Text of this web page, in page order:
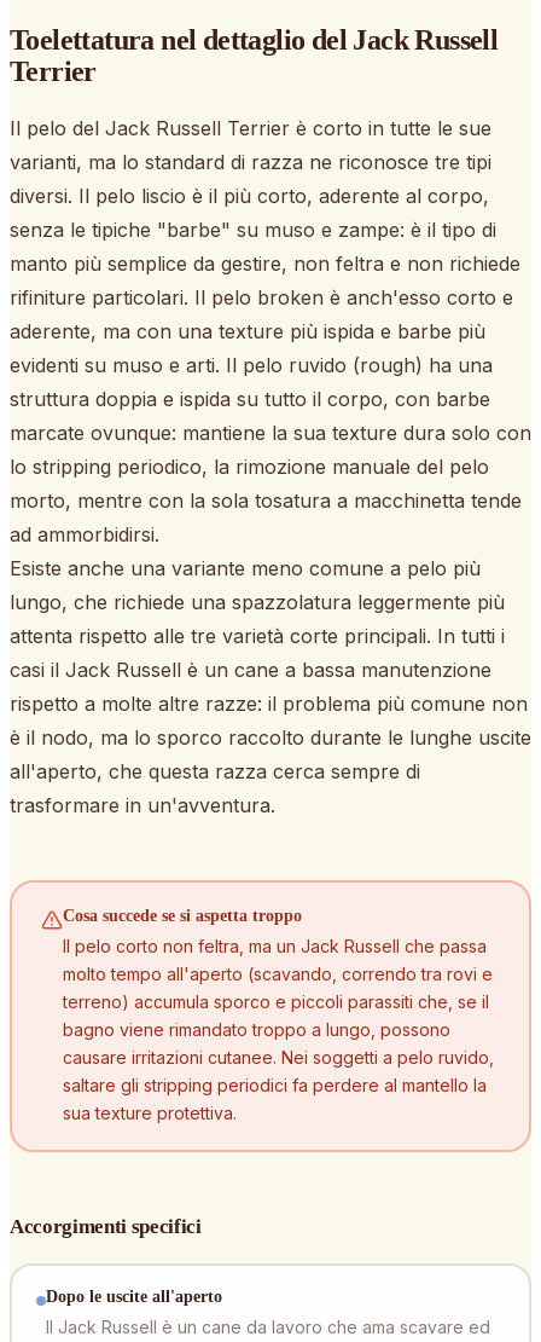
Toelettatura nel dettaglio del Jack Russell
Terrier
Il pelo del Jack Russell Terrier è corto in tutte le sue
varianti, ma lo standard di razza ne riconosce tre tipi
diversi. Il pelo liscio è il più corto, aderente al corpo,
senza le tipiche "barbe" su muso e zampe: è il tipo di
manto più semplice da gestire, non feltra e non richiede
rifiniture particolari. Il pelo broken è anch'esso corto e
aderente, ma con una texture più ispida e barbe più
evidenti su muso e arti. Il pelo ruvido (rough) ha una
struttura doppia e ispida su tutto il corpo, con barbe
marcate ovunque: mantiene la sua texture dura solo con
lo stripping periodico, la rimozione manuale del pelo
morto, mentre con la sola tosatura a macchinetta tende
ad ammorbidirsi.
Esiste anche una variante meno comune a pelo più
lungo, che richiede una spazzolatura leggermente più
attenta rispetto alle tre varietà corte principali. In tutti i
casi il Jack Russell è un cane a bassa manutenzione
rispetto a molte altre razze: il problema più comune non
è il nodo, ma lo sporco raccolto durante le lunghe uscite
all'aperto, che questa razza cerca sempre di
trasformare in un'avventura.
Cosa succede se si aspetta troppo
Il pelo corto non feltra, ma un Jack Russell che passa
molto tempo all'aperto (scavando, correndo tra rovi e
terreno) accumula sporco e piccoli parassiti che, se il
bagno viene rimandato troppo a lungo, possono
causare irritazioni cutanee. Nei soggetti a pelo ruvido,
saltare gli stripping periodici fa perdere al mantello la
sua texture protettiva.
Accorgimenti specifici
Dopo le uscite all'aperto
Il Jack Russell è un cane da lavoro che ama scavare ed